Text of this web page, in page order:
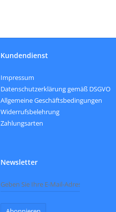
Kundendienst
Impressum
Datenschutzerklärung gemäß DSGVO
Allgemeine Geschäftsbedingungen
Widerrufsbelehrung
Zahlungsarten
Newsletter